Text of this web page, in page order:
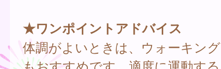
★ワンポイントアドバイス
体調がよいときは、ウォーキン